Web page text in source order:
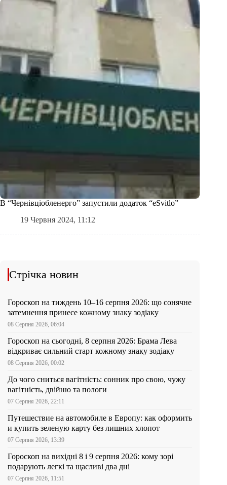
В “Чернівціобленерго” запустили додаток “eSvitlo”
19 Червня 2024, 11:12
Стрічка новин
Гороскоп на тиждень 10–16 серпня 2026: що сонячне
затемнення принесе кожному знаку зодіаку
08 Серпня 2026, 06:04
Гороскоп на сьогодні, 8 серпня 2026: Брама Лева
відкриває сильний старт кожному знаку зодіаку
08 Серпня 2026, 00:02
До чого сниться вагітність: сонник про свою, чужу
вагітність, двійню та пологи
07 Серпня 2026, 22:11
Путешествие на автомобиле в Европу: как оформить
и купить зеленую карту без лишних хлопот
07 Серпня 2026, 13:39
Гороскоп на вихідні 8 і 9 серпня 2026: кому зорі
подарують легкі та щасливі два дні
07 Серпня 2026, 11:51